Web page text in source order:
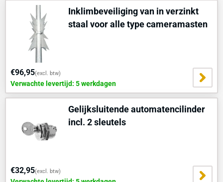
Inklimbeveiliging van in verzinkt
staal voor alle type cameramasten
€96,95(excl. btw)
Verwachte levertijd: 5 werkdagen
Gelijksluitende automatencilinder
incl. 2 sleutels
€32,95(excl. btw)